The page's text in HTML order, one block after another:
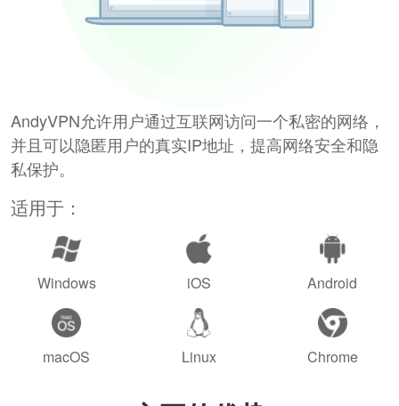
AndyVPN允许用户通过互联网访问一个私密的网络，
并且可以隐匿用户的真实IP地址，提高网络安全和隐
私保护。
适用于：
Windows iOS Android
macOS Linux Chrome